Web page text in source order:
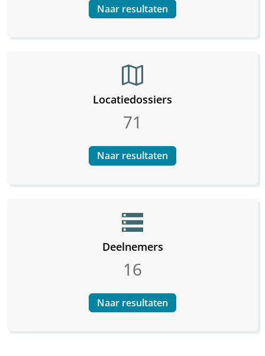
Naar resultaten
map
Locatiedossiers
71
Naar resultaten
storage
Deelnemers
16
Naar resultaten